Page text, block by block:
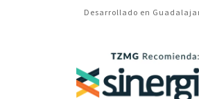
Desarrollado en